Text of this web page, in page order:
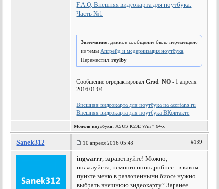
F.A.Q. Внешняя видеокарта для ноутбука.
Часть №1
Замечание: данное сообщение было перемещено
из темы Апгрейд и модернизация ноутбука
Переместил:reylby
Сообщение отредактировалGrod_NO - 1 апреля
2016 01:04
---------------------------------------------------------
Внешняя видеокарта для ноутбука на acerfans.ru
Внешняя видеокарта для ноутбука ВКонтакте
Модель ноутбука: ASUS K53E Win 7 64-х
Sanek312 10 апреля 2016 05:48 #139
ingwarrr, здравствуйте! Можно,
пожалуйста, немного поподробнее - в каком
пункте меню в разлоченными биосе нужно
выбрать внешнюю видеокарту? Заранее